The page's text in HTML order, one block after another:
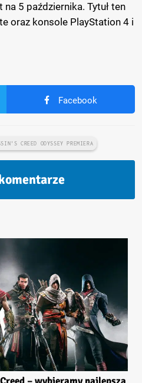
5 października. Tytuł ten
oraz konsole PlayStation 4 i
Facebook
CREED ODYSSEY PREMIERA